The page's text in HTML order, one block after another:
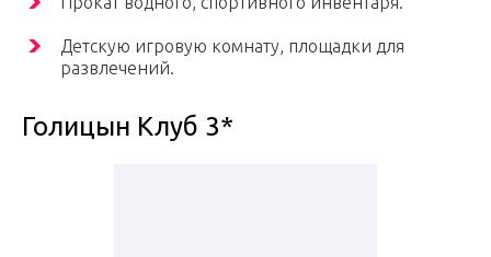
Детскую игровую комнату, площадки для
развлечений.
Голицын Клуб 3*